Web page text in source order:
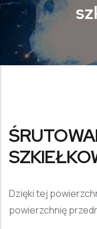
Dzięki tej
powierzchnię